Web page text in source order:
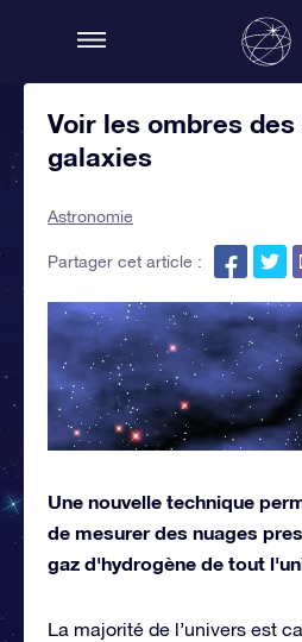
Voir les ombres
galaxies
Astronomie
Partager cet article :
Une nouvelle technique
de mesurer des nuages
gaz d'hydrogène de tout
La majorité de l’univers est